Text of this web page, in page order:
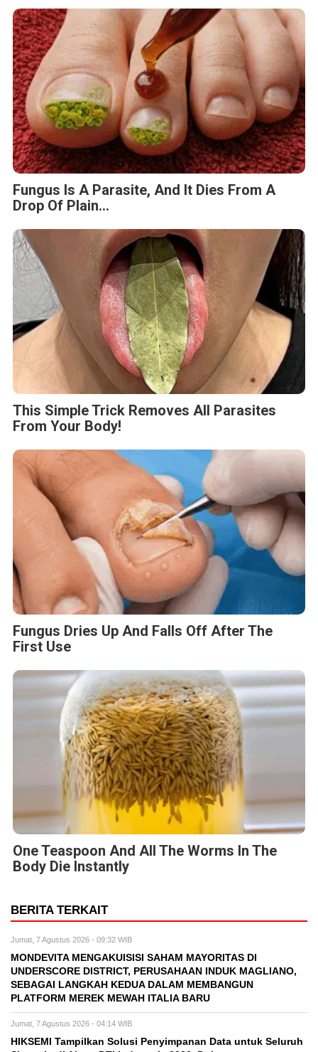
Fungus Is A Parasite, And It Dies From A
Drop Of Plain...
This Simple Trick Removes All Parasites
From Your Body!
Fungus Dries Up And Falls Off After The
First Use
One Teaspoon And All The Worms In The
Body Die Instantly
BERITA TERKAIT
Jumat, 7 Agustus 2026 - 09:32 WIB
MONDEVITA MENGAKUISISI SAHAM MAYORITAS DI
UNDERSCORE DISTRICT, PERUSAHAAN INDUK MAGLIANO,
SEBAGAI LANGKAH KEDUA DALAM MEMBANGUN
PLATFORM MEREK MEWAH ITALIA BARU
Jumat, 7 Agustus 2026 - 04:14 WIB
HIKSEMI Tampilkan Solusi Penyimpanan Data untuk Seluruh